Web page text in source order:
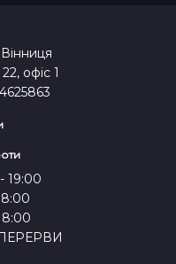
офіс 1
19:00